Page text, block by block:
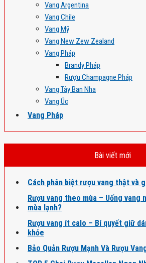
Vang Argentina
Vang Chile
Vang Mỹ
Vang New Zew Zealand
Vang Pháp
Brandy Pháp
Rượu Champagne Pháp
Vang Tây Ban Nha
Vang Úc
Vang Pháp
Bài viết mới
Cách phân biệt rượu vang thật và
Rượu vang theo mùa – Uống vang
mùa lạnh?
Rượu vang ít calo – Bí quyết giữ
khỏe
Bảo Quản Rượu Mạnh Và Rượu